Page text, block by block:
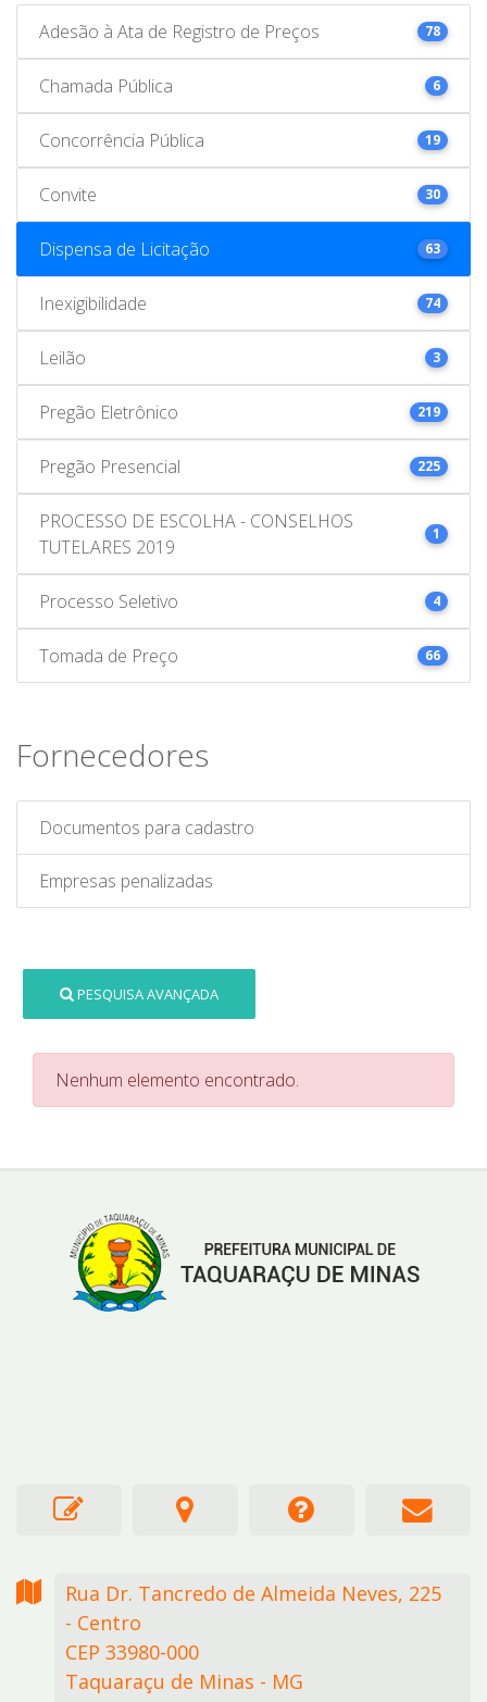
Adesão à Ata de Registro de Preços 78
Chamada Pública 6
Concorrência Pública 19
Convite 30
Dispensa de Licitação 63
Inexigibilidade 74
Leilão 3
Pregão Eletrônico 219
Pregão Presencial 225
PROCESSO DE ESCOLHA - CONSELHOS
TUTELARES 2019
1
Processo Seletivo 4
Tomada de Preço 66
Fornecedores
Documentos para cadastro
Empresas penalizadas
PESQUISA AVANÇADA
Nenhum elemento encontrado.
Rua Dr. Tancredo de Almeida Neves, 225
- Centro
CEP 33980-000
Taquaraçu de Minas - MG